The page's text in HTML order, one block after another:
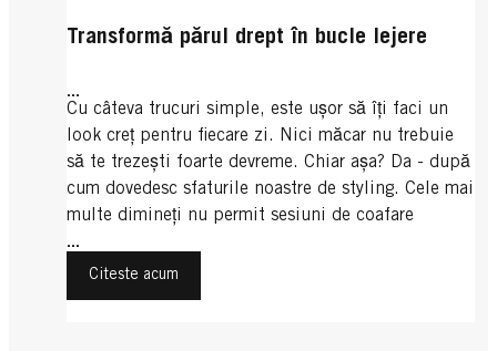
Transformă părul drept în bucle lejere
...
Cu câteva trucuri simple, este ușor să îți faci un
look creț pentru fiecare zi. Nici măcar nu trebuie
să te trezești foarte devreme. Chiar așa? Da - după
cum dovedesc sfaturile noastre de styling. Cele mai
multe dimineți nu permit sesiuni de coafare
excesive. Păr creț și efort minim? Nicio problemă
cu aceste trucuri simple:
...
Citeste acum